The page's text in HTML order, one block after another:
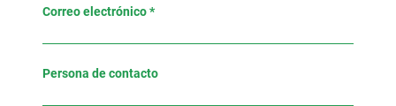
Correo electrónico *
Persona de contacto